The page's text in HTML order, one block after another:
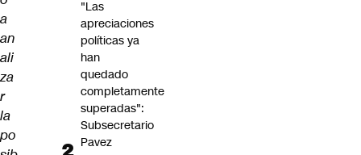
a
an
ali
za
r
la
po
"Las
apreciaciones
políticas ya
han
quedado
completamente
superadas":
Subsecretario
Pavez